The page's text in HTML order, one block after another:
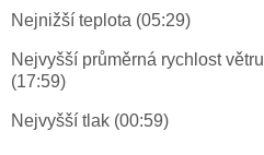
Nejnižší teplota (05:29)
Nejvyšší průměrná rychlost větru
(17:59)
Nejvyšší tlak (00:59)